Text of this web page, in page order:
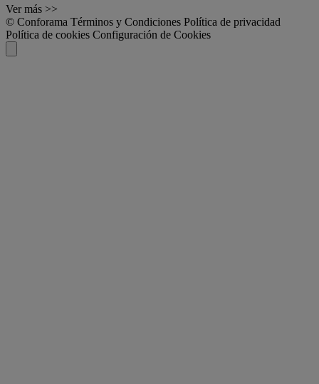
Ver más >>
© Conforama Términos y Condiciones Política de privacidad
Política de cookies Configuración de Cookies